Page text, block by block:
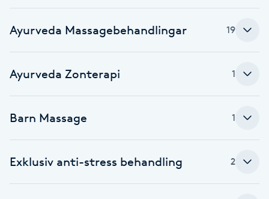
Dermapen
Diamantslipning
Extensions
Extensions borttagning
Ayurveda Massagebehandlingar 19
Ayurveda Zonterapi 1
Barn Massage 1
Exklusiv anti-stress behandling 2